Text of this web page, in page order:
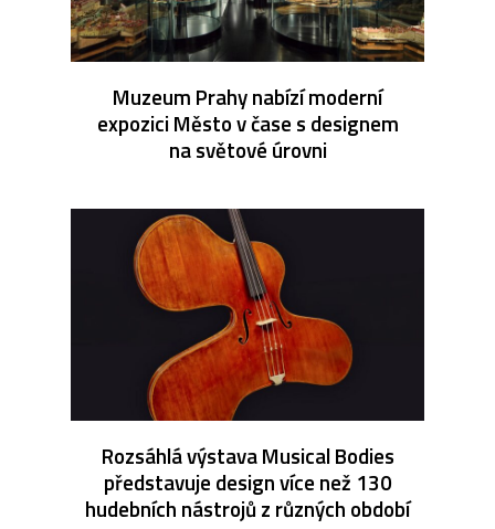
Muzeum Prahy nabízí moderní
expozici Město v čase s designem
na světové úrovni
Rozsáhlá výstava Musical Bodies
představuje design více než 130
hudebních nástrojů z různých období